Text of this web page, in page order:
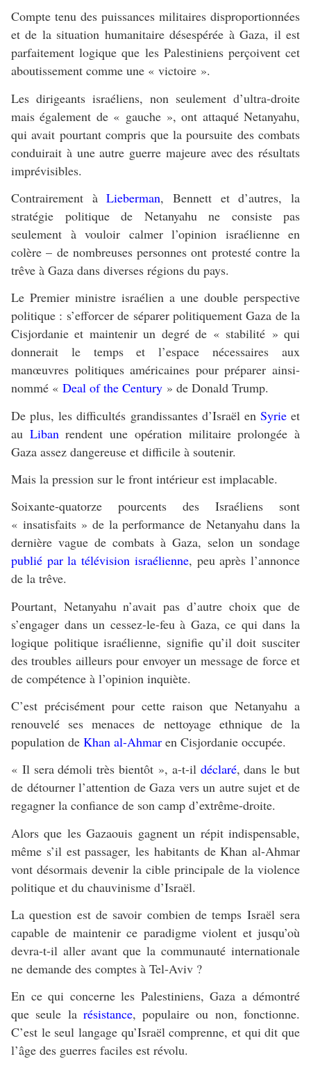
Compte tenu des puissances militaires disproportionnées
et de la situation humanitaire désespérée à Gaza, il est
parfaitement logique que les Palestiniens perçoivent cet
aboutissement comme une « victoire ».
Les dirigeants israéliens, non seulement d’ultra-droite
mais également de « gauche », ont attaqué Netanyahu,
qui avait pourtant compris que la poursuite des combats
conduirait à une autre guerre majeure avec des résultats
imprévisibles.
Contrairement àLieberman, Bennett et d’autres, la
stratégie politique de Netanyahu ne consiste pas
seulement à vouloir calmer l’opinion israélienne en
colère – de nombreuses personnes ont protesté contre la
trêve à Gaza dans diverses régions du pays.
Le Premier ministre israélien a une double perspective
politique : s’efforcer de séparer politiquement Gaza de la
Cisjordanie et maintenir un degré de « stabilité » qui
donnerait le temps et l’espace nécessaires aux
manœuvres politiques américaines pour préparer ainsi-
nommé « Deal of the Century » de Donald Trump.
De plus, les difficultés grandissantes d’Israël en Syrieet
au Liban rendent une opération militaire prolongée à
Gaza assez dangereuse et difficile à soutenir.
Mais la pression sur le front intérieur est implacable.
Soixante-quatorze pourcents des Israéliens sont
« insatisfaits » de la performance de Netanyahu dans la
dernière vague de combats à Gaza, selon un sondage
publié par la télévision israélienne, peu après l’annonce
de la trêve.
Pourtant, Netanyahu n’avait pas d’autre choix que de
s’engager dans un cessez-le-feu à Gaza, ce qui dans la
logique politique israélienne, signifie qu’il doit susciter
des troubles ailleurs pour envoyer un message de force et
de compétence à l’opinion inquiète.
C’est précisément pour cette raison que Netanyahu a
renouvelé ses menaces de nettoyage ethnique de la
population de Khan al-Ahmar en Cisjordanie occupée.
« Il sera démoli très bientôt », a-t-il déclaré, dans le but
de détourner l’attention de Gaza vers un autre sujet et de
regagner la confiance de son camp d’extrême-droite.
Alors que les Gazaouis gagnent un répit indispensable,
même s’il est passager, les habitants de Khan al-Ahmar
vont désormais devenir la cible principale de la violence
politique et du chauvinisme d’Israël.
La question est de savoir combien de temps Israël sera
capable de maintenir ce paradigme violent et jusqu’où
devra-t-il aller avant que la communauté internationale
ne demande des comptes à Tel-Aviv ?
En ce qui concerne les Palestiniens, Gaza a démontré
que seule la résistance, populaire ou non, fonctionne.
C’est le seul langage qu’Israël comprenne, et qui dit que
l’âge des guerres faciles est révolu.